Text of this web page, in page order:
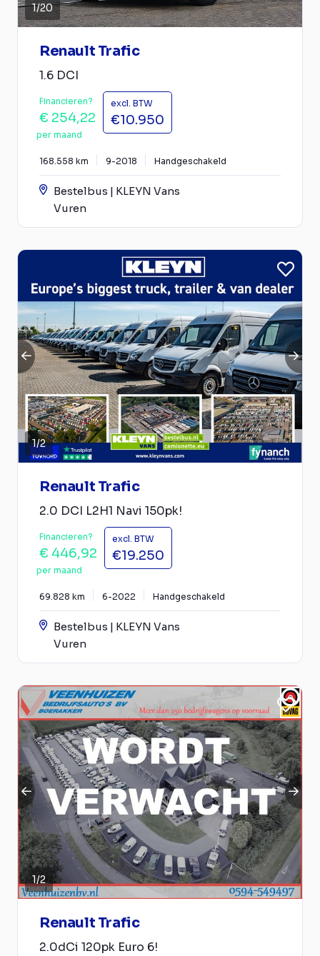
1/20
Renault Trafic
1.6 DCI
Financieren?
€ 254,22
per maand
excl. BTW
€10.950
168.558 km 9-2018 Handgeschakeld
Bestelbus | KLEYN Vans
Vuren
1/2
Renault Trafic
2.0 DCI L2H1 Navi 150pk!
Financieren?
€ 446,92
per maand
excl. BTW
€19.250
69.828 km 6-2022 Handgeschakeld
Bestelbus | KLEYN Vans
Vuren
1/2
Renault Trafic
2.0dCi 120pk Euro 6!